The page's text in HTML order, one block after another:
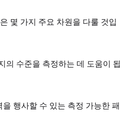
몇 가지 주요 차원을 다룰 것입
의 수준을 측정하는 데 도움이 됩
행사할 수 있는 측정 가능한 패